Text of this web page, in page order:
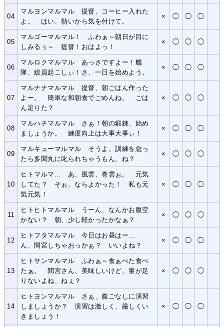
04
マルヨンマルマル 提督、コーヒー入れた
よ。 はい、熱いから気を付けて。
× ◯ ◯ ◯
05
マルゴーマルマル！ ふわぁ～朝日が目に
しみるぅ～ 提督！おはよっ！
× ◯ ◯ ◯
06
マルロクマルマル あっさですよー！艦
隊、総員起こしぃ！さ、一日を始めよう。
× ◯ ◯ ◯
07
マルナナマルマル 提督、朝ごはん作った
よー。 簡単な和朝食でごめんね。 ごは
ん足りた？
× ◯ ◯ ◯
08
マルハチマルマル さぁ！朝の鍛錬、始め
ましょうか。 練度向上は大事大事ぃ！
× ◯ ◯ ◯
09
マルキューマルマル そうよ。訓練を怠っ
たら多聞丸に叱られちゃうもん、ね？
× ◯ ◯ ◯
10
ヒトマルマ… あ、風雲、巻雲ぉ。 元気
してた？ そぉ、ならよかった！ 私も元
気元気！
× ◯ ◯ ◯
11
ヒトヒトマルマル うーん、なんかお腹空
かない？ 朝、少し軽かったかなぁ？
× ◯ ◯ ◯
12
ヒトフタマルマル 今日はお昼はー…
ん、間宮しちゃおっかぁ？ いいよね？
× ◯ ◯ ◯
13
ヒトサンマルマル ふわぁ～食ぁべた食べ
たぁ。 間宮さん、美味しいけど、量が足
りないよね、ねぇ？
× ◯ ◯ ◯
14
ヒトヨンマルマル さぁ、腹ごなしに演習
しましょうか？ 演習は激しく、厳しくい
きましょう！
× ◯ ◯ ◯